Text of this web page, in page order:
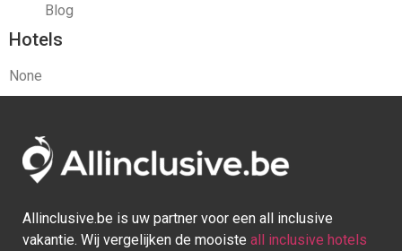
Blog
Hotels
None
Allinclusive.be is uw partner voor een all inclusive
vakantie. Wij vergelijken de mooiste all inclusive hotels